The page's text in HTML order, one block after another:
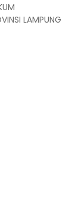
LAMPUNG